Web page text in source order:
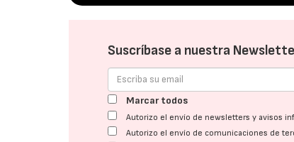
Suscríbase a nuestra
Marcar todos
Autorizo el envío de newsletters y avisos
Autorizo el envío de comunicaciones de